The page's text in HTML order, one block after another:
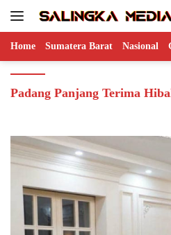
Home Sumatera Barat Nasional
Padang Panjang Terima